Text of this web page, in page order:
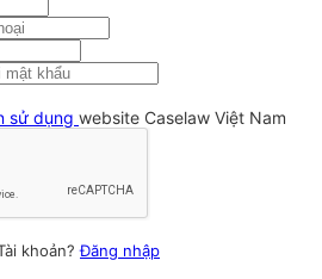
sử dụng website Caselaw Việt Nam
khoản?Đăng nhập